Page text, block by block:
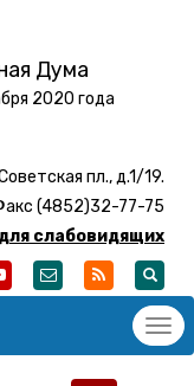
Дума
2020 года
пл., д.1/19.
(4852)32-77-75
слабовидящих